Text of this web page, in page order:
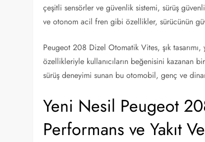
çeşitli sensörler ve güvenlik sistemi, sürüş
ve otonom acil fren gibi özellikler, sürücünün
Peugeot 208 Dizel Otomatik Vites, şık
özellikleriyle kullanıcıların beğenisini
sürüş deneyimi sunan bu otomobil, genç ve
Yeni Nesil Peugeot
Performans ve Yakıt